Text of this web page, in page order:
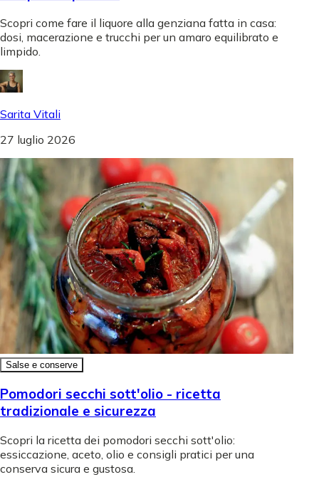
Scopri come fare il liquore alla genziana fatta in casa:
dosi, macerazione e trucchi per un amaro equilibrato e
limpido.
Sarita Vitali
27 luglio 2026
Salse e conserve
Pomodori secchi sott'olio - ricetta
tradizionale e sicurezza
Scopri la ricetta dei pomodori secchi sott'olio:
essiccazione, aceto, olio e consigli pratici per una
conserva sicura e gustosa.